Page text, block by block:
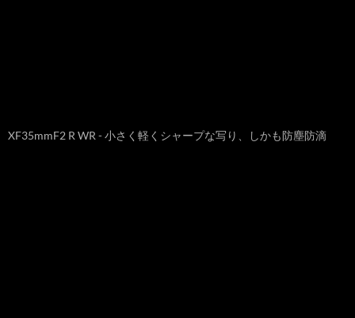
XF35mmF2 R WR - 小さく軽くシャープな写り、しかも防塵防滴